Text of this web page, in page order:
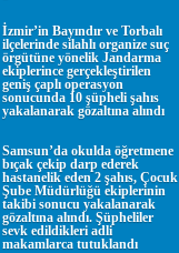
İzmir’in Bayındır ve Torbalı
ilçelerinde silahlı organize suç
örgütüne yönelik Jandarma
ekiplerince gerçekleştirilen
geniş çaplı operasyon
sonucunda 10 şüpheli şahıs
yakalanarak gözaltına alındı
Samsun’da okulda öğretmene
bıçak çekip darp ederek
hastanelik eden 2 şahıs, Çocuk
Şube Müdürlüğü ekiplerinin
takibi sonucu yakalanarak
gözaltına alındı. Şüpheliler
sevk edildikleri adli
makamlarca tutuklandı